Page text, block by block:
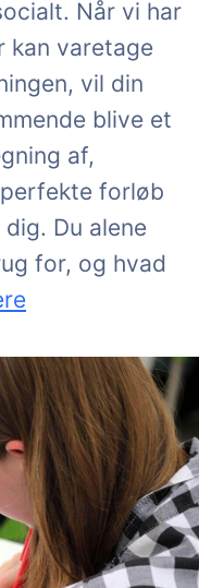
Når vi har
kan varetage
vil din
blive et
af,
forløb
Du alene
for, og hvad
er – og herfra